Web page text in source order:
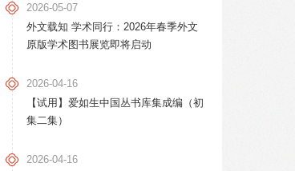
2026-05-07
外文载知 学术同行：2026年春季外文
原版学术图书展览即将启动
2026-04-16
【试用】爱如生中国丛书库集成编（初
集二集）
2026-04-16